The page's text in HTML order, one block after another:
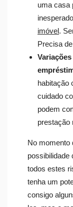
uma casa
imóvel.
Precisa
habitação
cuidado
podem
prestação
No momento
possibilidade
todos estes
tenha um
consigo